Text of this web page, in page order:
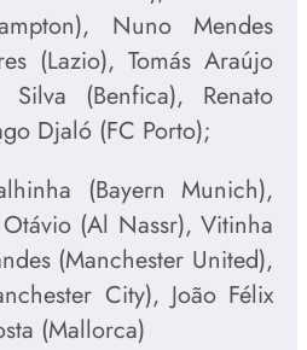
Nuno Mendes
(Lazio), Tomás Araújo
Silva (Benfica), Renato
Djaló (FC Porto);
(Bayern Munich),
(Al Nassr), Vitinha
(Manchester United),
City), João Félix
(Mallorca)